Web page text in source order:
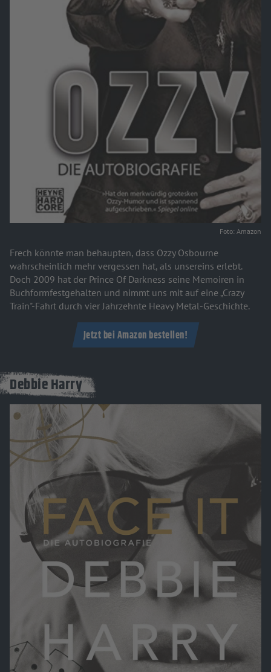
Foto: Amazon
Frech könnte man behaupten, dass Ozzy Osbourne
wahrscheinlich mehr vergessen hat, als unsereins erlebt.
Doch 2009 hat der Prince Of Darkness seine Memoiren in
Buchformfestgehalten und nimmt uns mit auf eine „Crazy
Train"-Fahrt durch vier Jahrzehnte Heavy Metal-Geschichte.
Jetzt bei Amazon bestellen!
Debbie Harry